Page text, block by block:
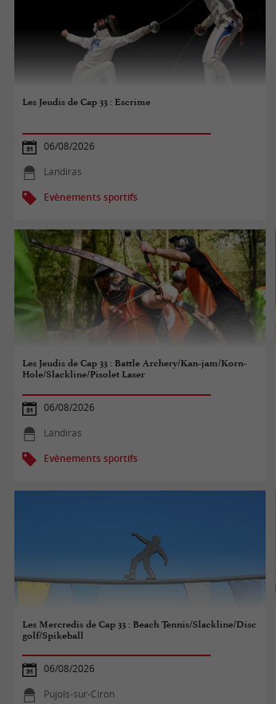
Les Jeudis de Cap 33 : Escrime
06/08/2026
Landiras
Evènements sportifs
Les Jeudis de Cap 33 : Battle Archery/Kan-jam/Korn-
Hole/Slackline/Pisolet Laser
06/08/2026
Landiras
Evènements sportifs
Les Mercredis de Cap 33 : Beach Tennis/Slackline/Disc
golf/Spikeball
06/08/2026
Pujols-sur-Ciron